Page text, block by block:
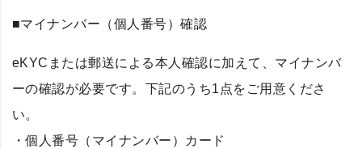
■マイナンバー（個人番号）確認
eKYCまたは郵送による本人確認に加えて、マイナンバ
ーの確認が必要です。下記のうち1点をご用意くださ
い。
・個人番号（マイナンバー）カード